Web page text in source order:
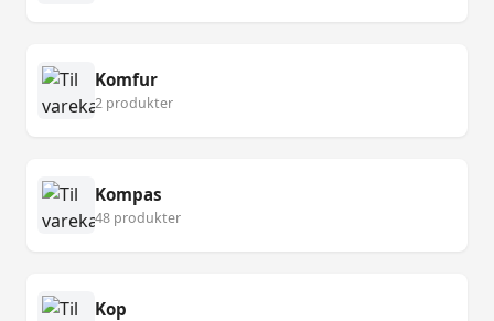
Komfur
2 produkter
Kompas
48 produkter
Kop